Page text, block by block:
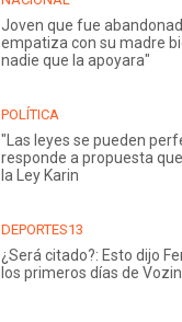
Joven que fue
empatiza con su madre
nadie que la apoyara"
POLÍTICA
"Las leyes se pueden
responde a propuesta
la Ley Karin
DEPORTES13
¿Será citado?: Esto dijo
los primeros días de